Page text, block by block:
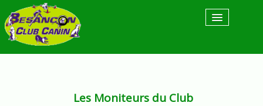
Les Moniteurs du Club